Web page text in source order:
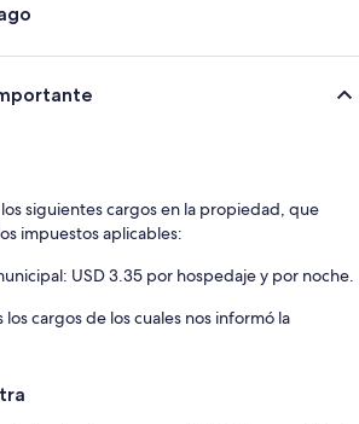
siguientes cargos en la propiedad, que
impuestos aplicables:
USD 3.35 por hospedaje y por noche.
cargos de los cuales nos informó la